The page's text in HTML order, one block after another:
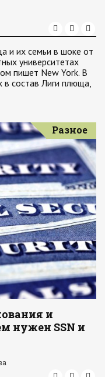
и их семьи в шоке от
университетах
пишет New York. В
в состав Лиги плюща,
Разное
и
нужен SSN и